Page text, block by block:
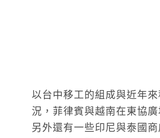
以台中移工的組成與近年
況，菲律賓與越南在東協廣
另外還有一些印尼與泰國